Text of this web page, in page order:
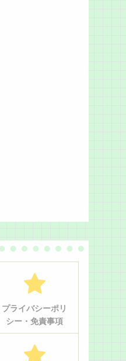
プライバシーポリ
シー・免責事項